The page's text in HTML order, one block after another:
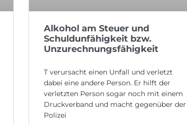
Alkohol am Steuer und
Schuldunfähigkeit bzw.
Unzurechnungsfähigkeit
T verursacht einen Unfall und verletzt
dabei eine andere Person. Er hilft der
verletzten Person sogar noch mit einem
Druckverband und macht gegenüber der
Polizei